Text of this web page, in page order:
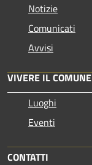
Notizie
Comunicati
Avvisi
VIVERE IL COMUNE
Luoghi
Eventi
CONTATTI